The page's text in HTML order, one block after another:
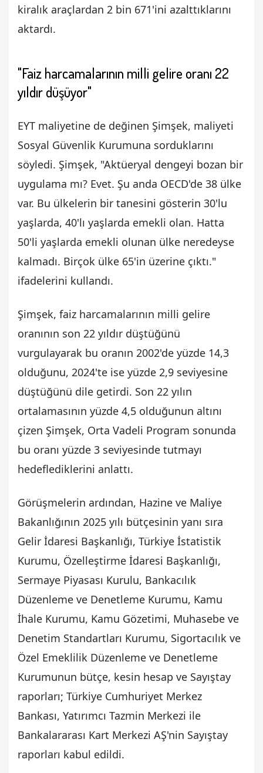
kiralık araçlardan 2 bin 671'ini azalttıklarını
aktardı.
"Faiz harcamalarının milli gelire oranı 22
yıldır düşüyor"
EYT maliyetine de değinen Şimşek, maliyeti
Sosyal Güvenlik Kurumuna sorduklarını
söyledi. Şimşek, "Aktüeryal dengeyi bozan bir
uygulama mı? Evet. Şu anda OECD'de 38 ülke
var. Bu ülkelerin bir tanesini gösterin 30'lu
yaşlarda, 40'lı yaşlarda emekli olan. Hatta
50'li yaşlarda emekli olunan ülke neredeyse
kalmadı. Birçok ülke 65'in üzerine çıktı."
ifadelerini kullandı.
Şimşek, faiz harcamalarının milli gelire
oranının son 22 yıldır düştüğünü
vurgulayarak bu oranın 2002'de yüzde 14,3
olduğunu, 2024'te ise yüzde 2,9 seviyesine
düştüğünü dile getirdi. Son 22 yılın
ortalamasının yüzde 4,5 olduğunun altını
çizen Şimşek, Orta Vadeli Program sonunda
bu oranı yüzde 3 seviyesinde tutmayı
hedeflediklerini anlattı.
Görüşmelerin ardından, Hazine ve Maliye
Bakanlığının 2025 yılı bütçesinin yanı sıra
Gelir İdaresi Başkanlığı, Türkiye İstatistik
Kurumu, Özelleştirme İdaresi Başkanlığı,
Sermaye Piyasası Kurulu, Bankacılık
Düzenleme ve Denetleme Kurumu, Kamu
İhale Kurumu, Kamu Gözetimi, Muhasebe ve
Denetim Standartları Kurumu, Sigortacılık ve
Özel Emeklilik Düzenleme ve Denetleme
Kurumunun bütçe, kesin hesap ve Sayıştay
raporları; Türkiye Cumhuriyet Merkez
Bankası, Yatırımcı Tazmin Merkezi ile
Bankalararası Kart Merkezi AŞ'nin Sayıştay
raporları kabul edildi.